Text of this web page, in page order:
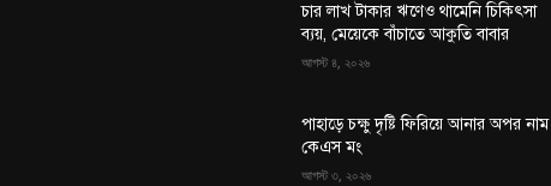
চার লাখ টাকার ঋণেও থামেনি চিকিৎসা
ব্যয়, মেয়েকে বাঁচাতে আকুতি বাবার
আগস্ট ৪, ২০২৬
পাহাড়ে চক্ষু দৃষ্টি ফিরিয়ে আনার অপর নাম
কেএস মং
আগস্ট ৩, ২০২৬